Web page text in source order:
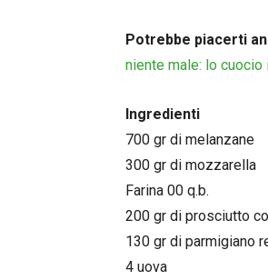
Potrebbe piacerti
niente male: lo
Ingredienti
700 gr di melanzane
300 gr di mozzarella
Farina 00 q.b.
200 gr di prosciutto
130 gr di parmigiano
4 uova